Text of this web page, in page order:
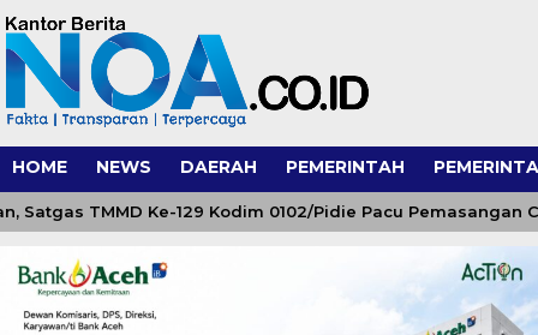
HOME NEWS DAERAH PEMERINTAH
TMMD Ke-129 Kodim 0102/Pidie Pacu Pemasangan